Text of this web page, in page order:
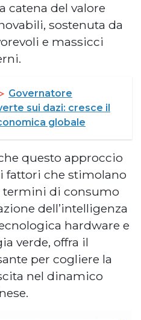
catena del valore
sostenuta da
e massicci
Governatore
sui dazi: cresce il
globale
questo approccio
fattori che stimolano
termini di consumo
dell’intelligenza
hardware e
verde, offra il
per cogliere la
nel dinamico